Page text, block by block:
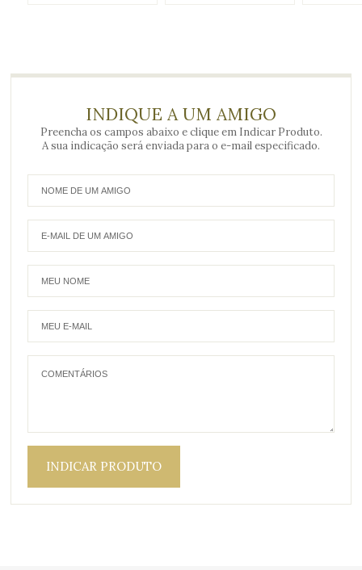
INDIQUE A UM AMIGO
Preencha os campos abaixo e clique em Indicar Produto.
A sua indicação será enviada para o e-mail especificado.
INDICAR PRODUTO